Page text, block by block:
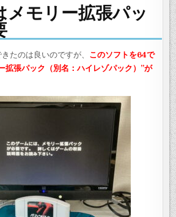
メモリー拡張パッ
たのは良いのですが、 このソフトを64で
拡張パック（別名：ハイレゾパック）”が